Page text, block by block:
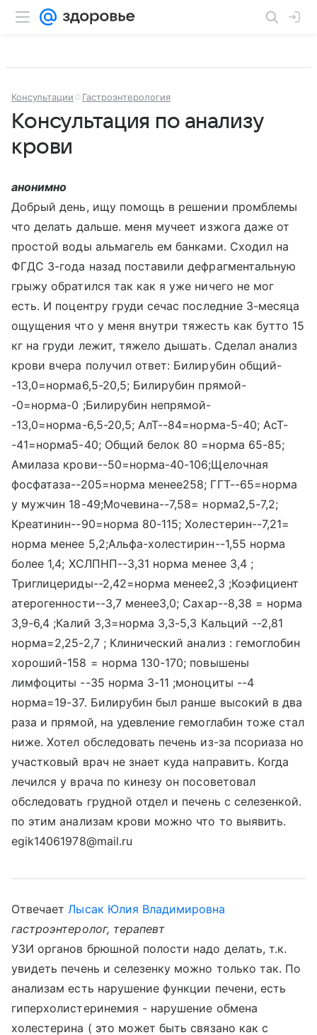
Консультации Гастроэнтерология
Консультация по анализу
крови
анонимно
Добрый день, ищу помощь в решении промблемы
что делать дальше. меня мучеет изжога даже от
простой воды альмагель ем банками. Сходил на
ФГДС 3-года назад поставили дефрагментальную
грыжу обратился так как я уже ничего не мог
есть. И поцентру груди сечас последние 3-месяца
ощущения что у меня внутри тяжесть как бутто 15
кг на груди лежит, тяжело дышать. Сделал анализ
крови вчера получил ответ: Билирубин общий-
-13,0=норма6,5-20,5; Билирубин прямой-
-0=норма-0 ;Билирубин непрямой-
-13,0=норма-6,5-20,5; АлТ--84=норма-5-40; АсТ-
-41=норма5-40; Общий белок 80 =норма 65-85;
Амилаза крови--50=норма-40-106;Щелочная
фосфатаза--205=норма менее258; ГГТ--65=норма
у мужчин 18-49;Мочевина--7,58= норма2,5-7,2;
Креатинин--90=норма 80-115; Холестерин--7,21=
норма менее 5,2;Альфа-холестирин--1,55 норма
более 1,4; ХСЛПНП--3,31 норма менее 3,4 ;
Триглицериды--2,42=норма менее2,3 ;Коэфициент
атерогенности--3,7 менее3,0; Сахар--8,38 = норма
3,9-6,4 ;Калий 3,3=норма 3,3-5,3 Кальций --2,81
норма=2,25-2,7 ; Клинический анализ : гемоглобин
хороший-158 = норма 130-170; повышены
лимфоциты --35 норма 3-11 ;моноциты --4
норма=19-37. Билирубин был ранше высокий в два
раза и прямой, на удевление гемоглабин тоже стал
ниже. Хотел обследовать печень из-за псориаза но
участковый врач не знает куда направить. Когда
лечился у врача по кинезу он посоветовал
обследовать грудной отдел и печень с селезенкой.
по этим анализам крови можно что то выявить.
egik14061978@mail.ru
ОтвечаетЛысак Юлия Владимировна
гастроэнтеролог, терапевт
УЗИ органов брюшной полости надо делать, т.к.
увидеть печень и селезенку можно только так. По
анализам есть нарушение функции печени, есть
гиперхолистеринемия - нарушение обмена
холестерина ( это может быть связано как с